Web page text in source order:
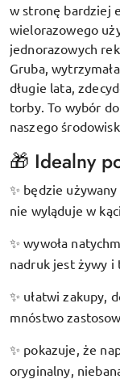
w stronę bardziej
wielorazowego
jednorazowych
Gruba,
długie lata,
torby. To wybór
naszego
🎁 Idealny
✨ będzie
nie wyląduje w
✨ wywoła
nadruk jest żywy i
✨ ułatwi zakupy,
mnóstwo
✨ pokazuje, że
oryginalny,